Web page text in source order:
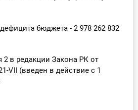
бюджета - 2 978 262 832
2 в редакции Закона РК от
VII (введен в действие с 1